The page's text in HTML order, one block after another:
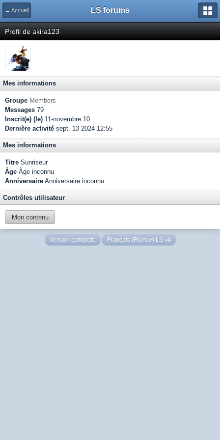
← Accueil LS forums
Profil de akira123
Mes informations
Groupe Members
Messages 79
Inscrit(e) (le) 11-novembre 10
Dernière activité sept. 13 2024 12:55
Mes informations
Titre Sunriseur
Âge Âge inconnu
Anniversaire Anniversaire inconnu
Contrôles utilisateur
Mon contenu
Version complète Français (France) LS v4